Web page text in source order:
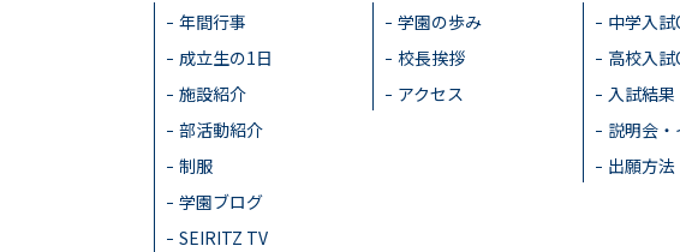
年間行事
成立生の1日
施設紹介
部活動紹介
制服
学園ブログ
SEIRITZ TV
学園の歩み
校長挨拶
アクセス
中学入試
高校入試
入試結果
説明会
出願方